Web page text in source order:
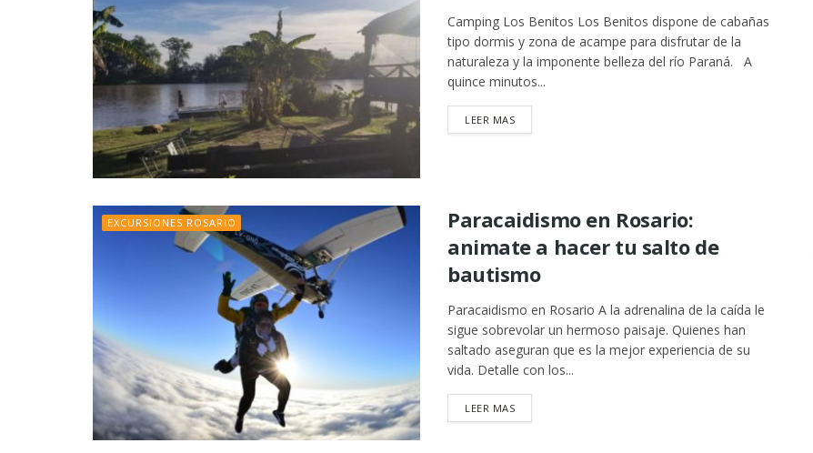
Camping Los Benitos Los Benitos dispone de cabañas
tipo dormis y zona de acampe para disfrutar de la
naturaleza y la imponente belleza del río Paraná. A
quince minutos...
LEER MASDETAILS
EXCURSIONES ROSARIO
Paracaidismo en Rosario:
animate a hacer tu salto de
bautismo
Paracaidismo en Rosario A la adrenalina de la caída le
sigue sobrevolar un hermoso paisaje. Quienes han
saltado aseguran que es la mejor experiencia de su
vida. Detalle con los...
LEER MASDETAILS